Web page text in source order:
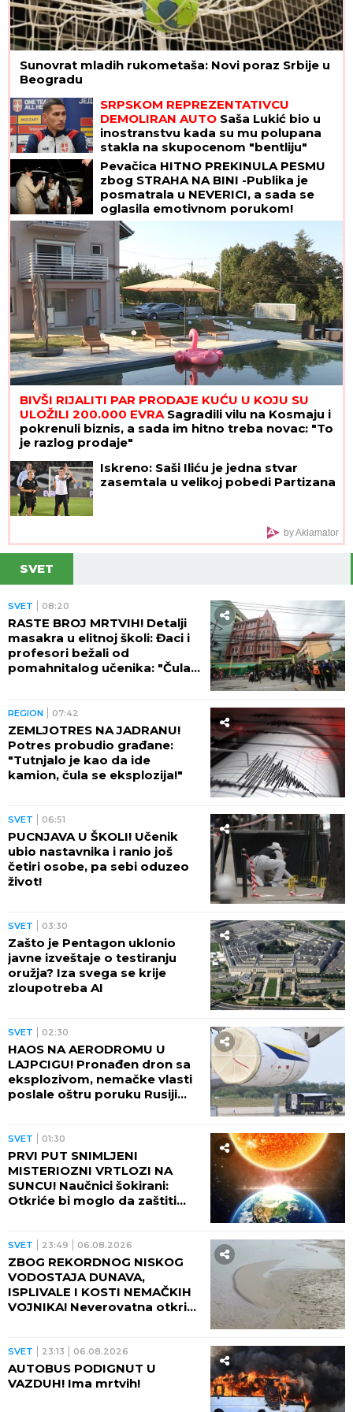
Sunovrat mladih rukometaša: Novi poraz Srbije u
Beogradu
SRPSKOM REPREZENTATIVCU
DEMOLIRAN AUTO Saša Lukić bio u
inostranstvu kada su mu polupana
stakla na skupocenom "bentliju"
Pevačica HITNO PREKINULA PESMU
zbog STRAHA NA BINI -Publika je
posmatrala u NEVERICI, a sada se
oglasila emotivnom porukom!
BIVŠI RIJALITI PAR PRODAJE KUĆU U KOJU SU
ULOŽILI 200.000 EVRASagradili vilu na Kosmaju i
pokrenuli biznis, a sada im hitno treba novac: "To
je razlog prodaje"
Iskreno: Saši Iliću je jedna stvar
zasemtala u velikoj pobedi Partizana
by Aklamator
SVET
SVET 08:20
RASTE BROJ MRTVIH! Detalji
masakra u elitnoj školi: Đaci i
profesori bežali od
pomahnitalog učenika: "Čula
REGION 07:42
ZEMLJOTRES NA JADRANU!
Potres probudio građane:
"Tutnjalo je kao da ide
kamion, čula se eksplozija!"
SVET 06:51
PUCNJAVA U ŠKOLI! Učenik
ubio nastavnika i ranio još
četiri osobe, pa sebi oduzeo
život!
SVET 03:30
Zašto je Pentagon uklonio
javne izveštaje o testiranju
oružja? Iza svega se krije
zloupotreba AI
SVET 02:30
HAOS NA AERODROMU U
LAJPCIGU! Pronađen dron sa
eksplozivom, nemačke vlasti
poslale oštru poruku Rusiji
SVET 01:30
PRVI PUT SNIMLJENI
MISTERIOZNI VRTLOZI NA
SUNCU! Naučnici šokirani:
Otkriće bi moglo da zaštiti
SVET 23:49 06.08.2026
ZBOG REKORDNOG NISKOG
VODOSTAJA DUNAVA,
ISPLIVALE I KOSTI NEMAČKIH
VOJNIKA! Neverovatna otkrića
SVET 23:13 06.08.2026
AUTOBUS PODIGNUT U
VAZDUH! Ima mrtvih!